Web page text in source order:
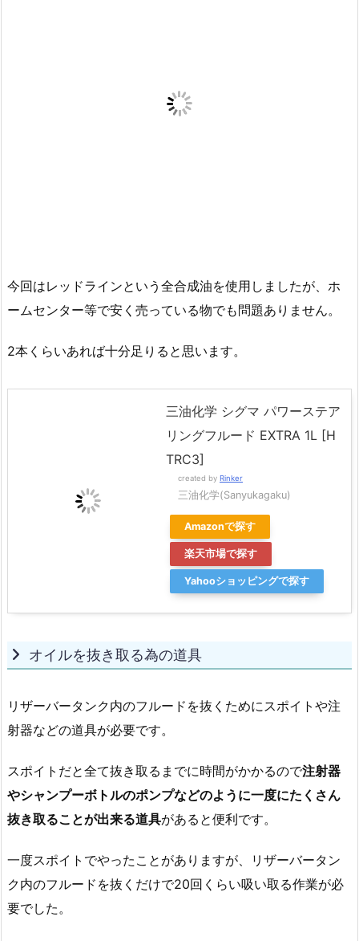
今回はレッドラインという全合成油を使用しましたが、ホ
ームセンター等で安く売っている物でも問題ありません。
2本くらいあれば十分足りると思います。
三油化学 シグマ パワーステア
リングフルード EXTRA 1L [H
TRC3]
created by Rinker
三油化学(Sanyukagaku)
Amazonで探す
楽天市場で探す
Yahooショッピングで探す
オイルを抜き取る為の道具
リザーバータンク内のフルードを抜くためにスポイトや注
射器などの道具が必要です。
スポイトだと全て抜き取るまでに時間がかかるので注射器
やシャンプーボトルのポンプなどのように一度にたくさん
抜き取ることが出来る道具があると便利です。
一度スポイトでやったことがありますが、リザーバータン
ク内のフルードを抜くだけで20回くらい吸い取る作業が必
要でした。